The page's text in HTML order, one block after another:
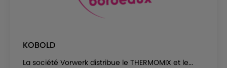
KOBOLD
La société Vorwerk distribue le THERMOMIX et le...